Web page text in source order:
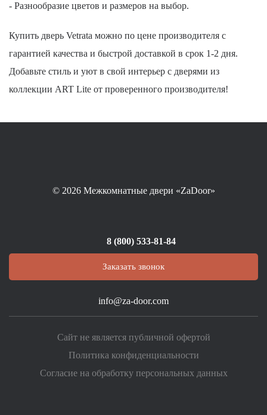
- Разнообразие цветов и размеров на выбор.
Купить дверь Vetrata можно по цене производителя с
гарантией качества и быстрой доставкой в срок 1-2 дня.
Добавьте стиль и уют в свой интерьер с дверями из
коллекции ART Lite от проверенного производителя!
© 2026Межкомнатные двери «ZaDoor»
8 (800) 533-81-84
Заказать звонок
info@za-door.com
Сайт не является публичной офертой
Политика конфиденциальности
Согласие на обработку персональных данных